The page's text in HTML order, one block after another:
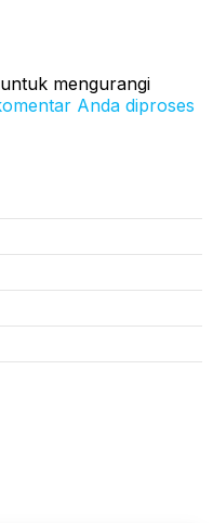
mengurangi
Anda diproses